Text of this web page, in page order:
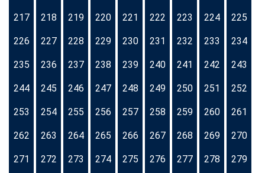
217 218 219 220 221 222 223 224 225
226 227 228 229 230 231 232 233 234
235 236 237 238 239 240 241 242 243
244 245 246 247 248 249 250 251 252
253 254 255 256 257 258 259 260 261
262 263 264 265 266 267 268 269 270
271 272 273 274 275 276 277 278 279